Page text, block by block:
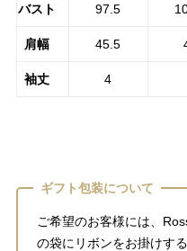
バスト 97.5
肩幅 45.5
袖丈 4
ギフト包装について
ご希望のお客様には、
の袋にリボンをお掛けす